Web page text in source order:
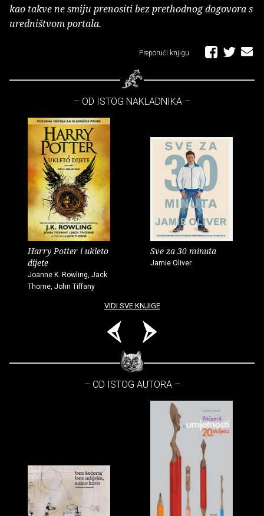
kao takve ne smiju prenositi bez prethodnog dogovora s
uredništvom portala.
Preporuči knjigu
– OD ISTOG NAKLADNIKA –
Harry Potter i ukleto
dijete
Joanne K. Rowling, Jack
Thorne, John Tiffany
Sve za 30 minuta
Jamie Oliver
VIDI SVE KNJIGE
– OD ISTOG AUTORA –